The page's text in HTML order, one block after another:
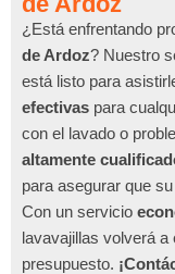
¿Está enfrentando
de Ardoz? Nuestro
está listo para
efectivas para
con el lavado o
altamente
para asegurar que
Con un servicio
lavavajillas volverá
presupuesto.